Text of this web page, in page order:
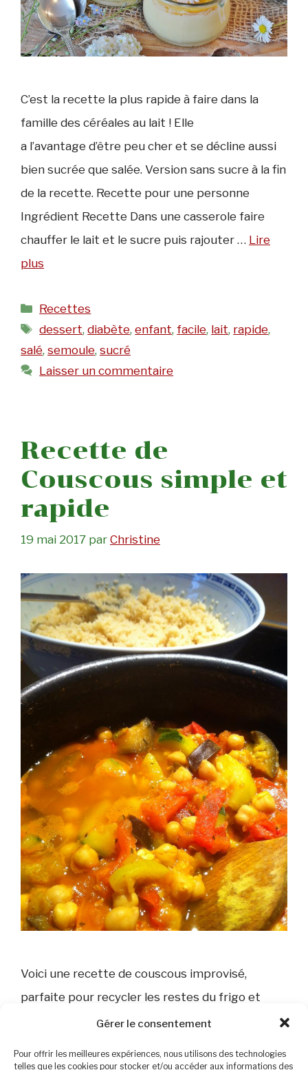
Gérer le consentement
Pour offrir les meilleures expériences, nous utilisons des technologies
telles que les cookies pour stocker et/ou accéder aux informations des
C’est la recette la plus rapide à faire dans la
famille des céréales au lait ! Elle
a l’avantage d’être peu cher et se décline aussi
bien sucrée que salée. Version sans sucre à la fin
de la recette. Recette pour une personne
Ingrédient Recette Dans une casserole faire
chauffer le lait et le sucre puis rajouter … Lire
plus
Catégories
Recettes
Étiquettes
dessert,diabète,enfant,facile, lait, rapide,
salé, semoule, sucré
Laisser un commentaire
Recette de
Couscous simple et
rapide
19 mai 2017 par Christine
Voici une recette de couscous improvisé,
parfaite pour recycler les restes du frigo et
créer un repas savoureux sans gaspillage.